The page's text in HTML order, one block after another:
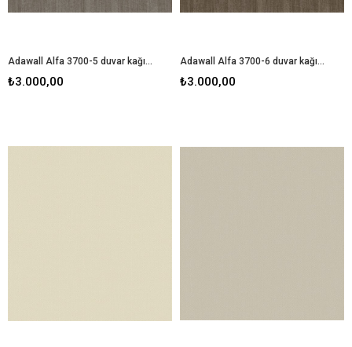
Adawall Alfa 3700-5 duvar kağıdı
₺3.000,00
Adawall Alfa 3700-6 duvar kağıdı
₺3.000,00